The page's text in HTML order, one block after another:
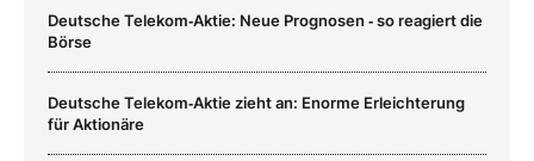
Deutsche Telekom‑Aktie: Neue Prognosen ‑ so reagiert die
Börse
Deutsche Telekom‑Aktie zieht an: Enorme Erleichterung
für Aktionäre